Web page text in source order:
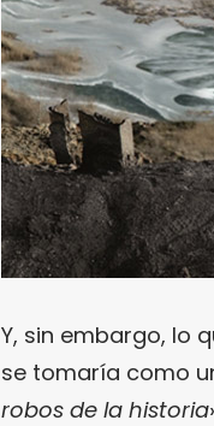
Y, sin embargo, lo
se tomaría como
robos de la historia